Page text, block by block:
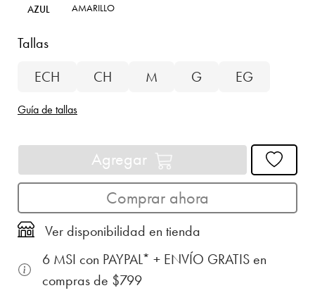
AZUL AMARILLO
Tallas
ECH
CH M G EG
Guía de tallas
Agregar
Comprar ahora
Ver disponibilidad en tienda
6 MSI con PAYPAL* + ENVÍO GRATIS en
compras de $799